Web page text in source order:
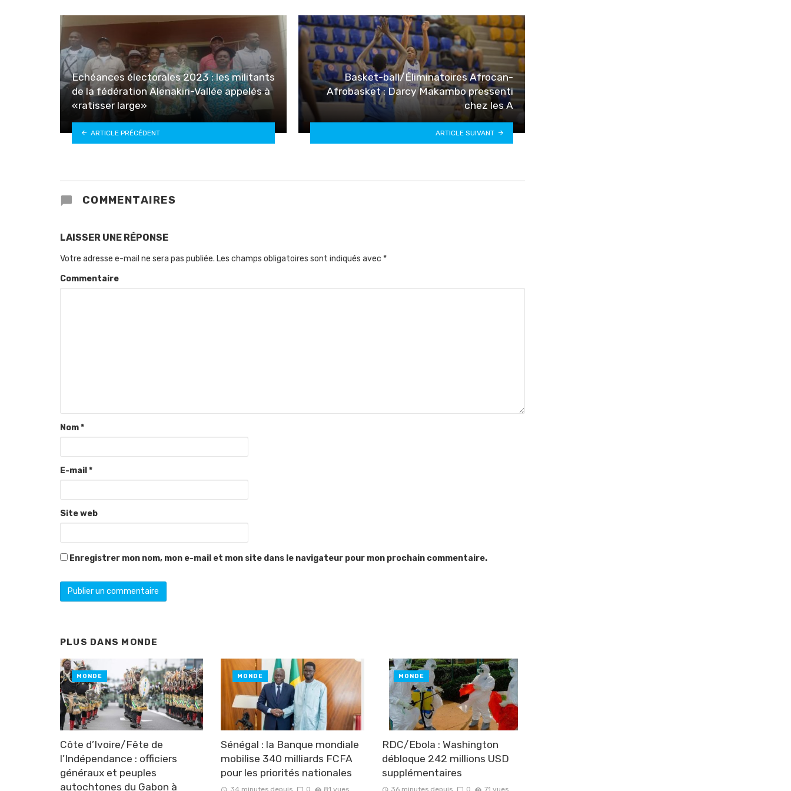
Echéances électorales 2023 : les militants
de la fédération Alenakiri-Vallée appelés à
«ratisser large»
ARTICLE PRÉCÉDENT
Basket-ball/Éliminatoires Afrocan-
Afrobasket : Darcy Makambo pressenti
chez les A
ARTICLE SUIVANT
COMMENTAIRES
LAISSER UNE RÉPONSE
Votre adresse e-mail ne sera pas publiée. Les champs obligatoires sont indiqués avec *
Commentaire
Nom*
E-mail *
Site web
Enregistrer mon nom, mon e-mail et mon site dans le navigateur pour mon prochain commentaire.
PLUS DANS MONDE
Côte d’Ivoire/Fête de
l’Indépendance : officiers
généraux et peuples
autochtones du Gabon à
MONDE
Sénégal : la Banque mondiale
mobilise 340 milliards FCFA
pour les priorités nationales
34 minutes depuis 0 81 vues
MONDE
RDC/Ebola : Washington
débloque 242 millions USD
supplémentaires
36 minutes depuis 0 71 vues
MONDE